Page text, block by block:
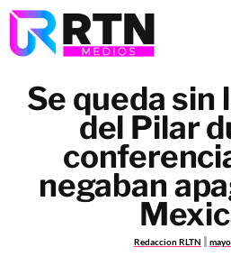
Se queda sin
del Pilar
negaban
Redaccion RLTN